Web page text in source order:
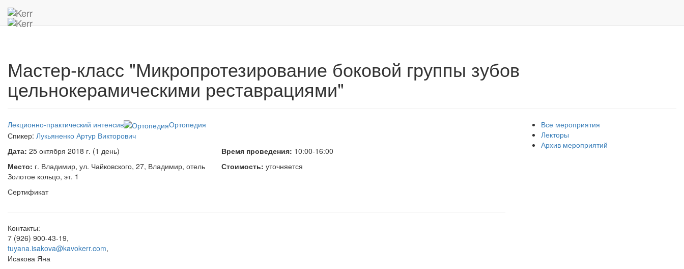
Главная
Мастер-класс "Микропротезирование боковой группы зубов
цельнокерамическими реставрациями"
Лекционно-практический интенсив
Ортопедия
Спикер: Лукьяненко Артур Викторович
Дата: 25 октября 2018 г. (1 день)
Место: г. Владимир, ул. Чайковского, 27, Владимир, отель
Золотое кольцо, эт. 1
Сертификат
Время проведения: 10:00-16:00
Стоимость: уточняется
Контакты:
7 (926) 900-43-19,
tuyana.isakova@kavokerr.com,
Исакова Яна
Все мероприятия
Лекторы
Архив мероприятий